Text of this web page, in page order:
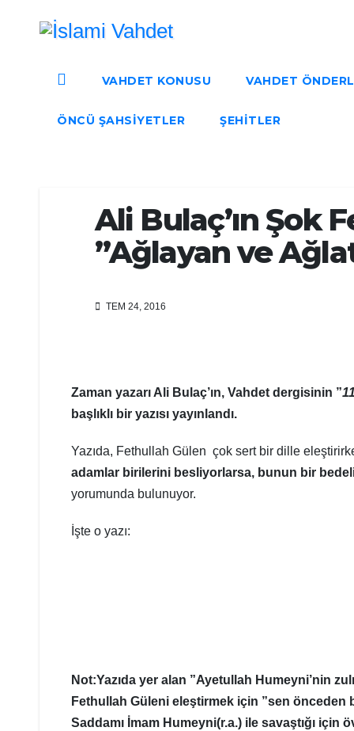
VAHDET KONUSU VAHDET
ÖNCÜ ŞAHSIYETLER ŞEHITLER
Ali Bulaç’ın Şok
”Ağlayan ve
TEM 24, 2016
Zaman yazarı Ali Bulaç’ın, Vahdet dergisinin ”
başlıklı bir yazısı yayınlandı.
Yazıda, Fethullah Gülen çok sert bir dille
adamlar birilerini besliyorlarsa, bunun bir
yorumunda bulunuyor.
İşte o yazı:
Not:Yazıda yer alan ”Ayetullah Humeyni’nin
Fethullah Güleni eleştirmek için ”sen
Saddamı İmam Humeyni(r.a.) ile savaştığı